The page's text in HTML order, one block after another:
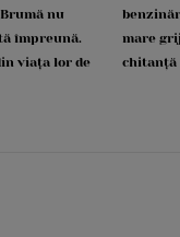
nu
împreună.
viața lor de
mare
chitanță